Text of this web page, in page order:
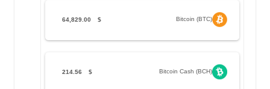
Bitcoin (BTC)
$
64,829.00
Bitcoin Cash (BCH)
$
214.56